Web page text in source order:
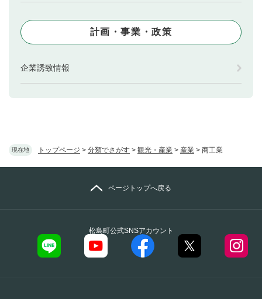
現在地 トップページ > 分類でさがす > 観光・産業 > 産業 > 商工業
計画・事業・政策
企業誘致情報
松島町公式SNSアカウント
ページトップへ戻る